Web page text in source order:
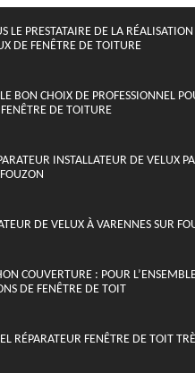
LE PRESTATAIRE DE LA
DE FENÊTRE DE TOITURE
BON CHOIX DE PROFESSIONNEL
DE TOITURE
INSTALLATEUR DE VELUX
DE VELUX À VARENNES SUR
COUVERTURE : POUR
DE FENÊTRE DE TOIT
RÉPARATEUR FENÊTRE DE TOIT